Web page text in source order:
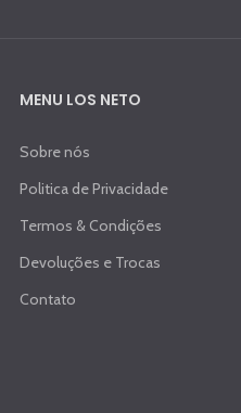
MENU LOS NETO
Sobre nós
Politica de Privacidade
Termos & Condições
Devoluções e Trocas
Contato